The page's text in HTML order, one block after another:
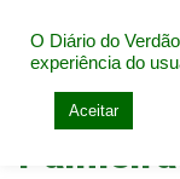
Home Mercado da
O Diário do
experiência do
Aceitar